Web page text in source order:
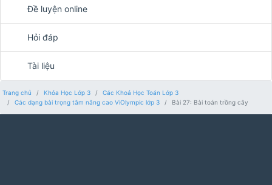
Đề luyện online
Hỏi đáp
Tài liệu
Trang chủ Khóa Học Lớp 3
Các Khoá Học Toán Lớp 3
Các dạng bài trọng tâm nâng cao ViOlympic lớp 3
Bài 27: Bài toán trồng cây